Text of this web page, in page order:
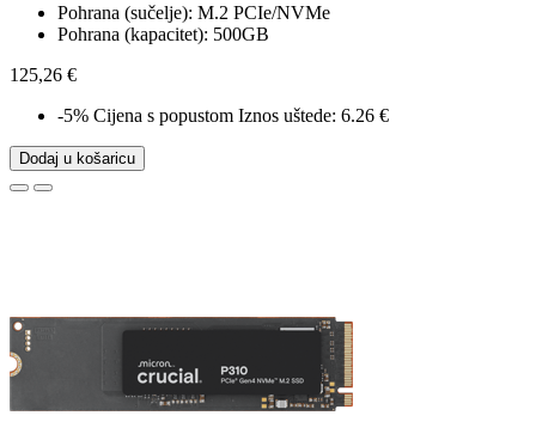
Pohrana (sučelje): M.2 PCIe/NVMe
Pohrana (kapacitet): 500GB
125,26 €
-5% Cijena s popustom Iznos uštede: 6.26 €
Dodaj u košaricu